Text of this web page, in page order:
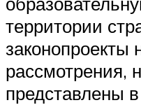
территории
законопроекты
рассмотрения,
представлены